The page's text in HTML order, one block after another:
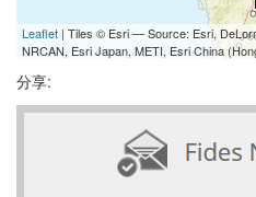
Leaflet | Tiles © Esri — Source: Esri,
NRCAN, Esri Japan, METI, Esri China
分享: